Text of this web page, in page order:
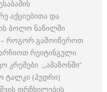
აქციებითა და
ბოლო ნაწილში
– როგორ გამოიწეროთ
რეიტინგული
კრემები ,,ამაზონში”
ტალკი (პუდრი)
ფრჩხილების